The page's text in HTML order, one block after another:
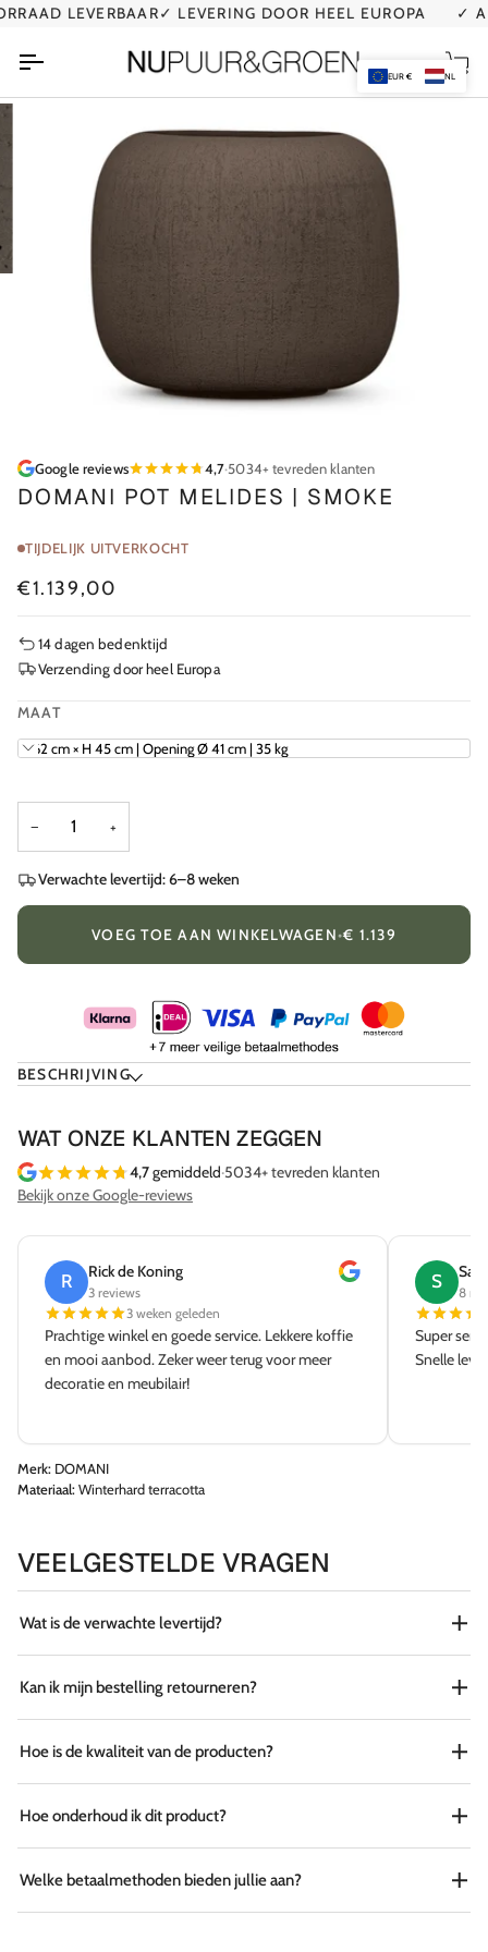
Ga
inhoud
LEVERBAAR✓ LEVERING DOOR HEEL EUROPA ✓ AL
Google reviews 4,7·5034+ tevreden klanten
DOMANI POT MELIDES | SMOKE
TIJDELIJK UITVERKOCHT
€1.139,00
14 dagen bedenktijd
Verzending door heel Europa
MAAT
Ø 62 cm × H 45 cm | Opening Ø 41 cm | 35 kg
− +
Verwachte levertijd: 6–8 weken
VOEG TOE AAN WINKELWAGEN•€ 1.139
BESCHRIJVING
WAT ONZE KLANTEN ZEGGEN
4,7gemiddeld·5034+ tevreden klanten
Bekijk onze Google-reviews
R Rick de Koning
3 reviews
3 weken geleden
Prachtige winkel en goede service. Lekkere koffie
en mooi aanbod. Zeker weer terug voor meer
decoratie en meubilair!
S
8
Super
Snelle
Merk: DOMANI
Materiaal:Winterhard terracotta
VEELGESTELDE VRAGEN
Wat is de verwachte levertijd?
Kan ik mijn bestelling retourneren?
Hoe is de kwaliteit van de producten?
Hoe onderhoud ik dit product?
Welke betaalmethoden bieden jullie aan?
EUR € NL